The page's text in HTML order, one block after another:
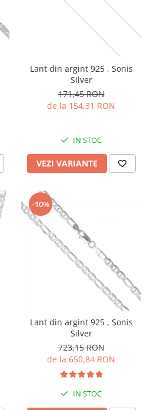
Lant din argint 925 , Sonis
Silver
171,45 RON
de la 154,31 RON
IN STOC
VEZI VARIANTE
-10%
Lant din argint 925 , Sonis
Silver
723,15 RON
de la 650,84 RON
IN STOC